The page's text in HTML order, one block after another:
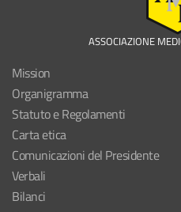
ASSOCIAZIONE
Mission
Organigramma
Statuto e Regolamenti
Carta etica
Comunicazioni del Presidente
Verbali
Bilanci